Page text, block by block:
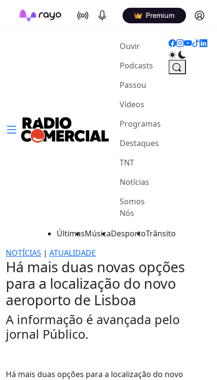
On Air Podcasts Premium Log in
Ouvir(current)
Podcasts
Passou
Vídeos
Programas
Destaques
TNT
Notícias
Somos
Nós
ÚltimasMúsicaDesportoTrânsito
NOTÍCIAS | ATUALIDADE
Há mais duas novas opções
para a localização do novo
aeroporto de Lisboa
A informação é avançada pelo
jornal Público.
Há mais duas opções para a localização do novo